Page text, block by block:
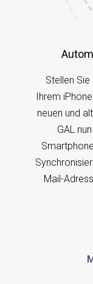
Stellen
Ihrem
neuen und
GAL
Mail-